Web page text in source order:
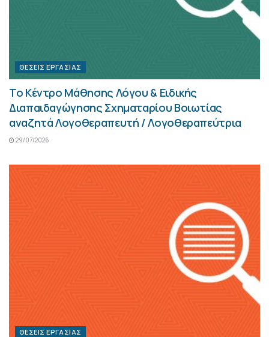
ΘΈΣΕΙΣ ΕΡΓΑΣΊΑΣ
Το Κέντρο Μάθησης Λόγου & Ειδικής
Διαπαιδαγώγησης Σχηματαρίου Βοιωτίας
αναζητά Λογοθεραπευτή / Λογοθεραπεύτρια
29/07/2026
ΘΈΣΕΙΣ ΕΡΓΑΣΊΑΣ